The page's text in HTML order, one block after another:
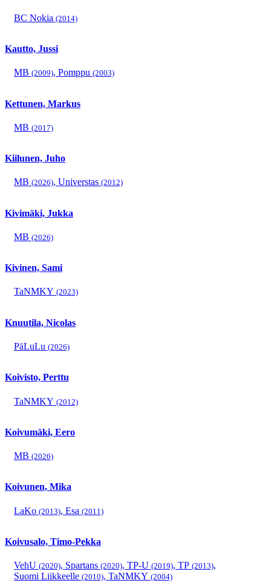
BC Nokia (2014)
Kautto, Jussi
MB (2009), Pomppu (2003)
Kettunen, Markus
MB (2017)
Kiilunen, Juho
MB (2026), Universtas (2012)
Kivimäki, Jukka
MB (2026)
Kivinen, Sami
TaNMKY (2023)
Knuutila, Nicolas
PäLuLu (2026)
Koivisto, Perttu
TaNMKY (2012)
Koivumäki, Eero
MB (2026)
Koivunen, Mika
LaKo (2013), Esa (2011)
Koivusalo, Timo-Pekka
VehU (2020), Spartans (2020), TP-U (2019), TP (2013),
Suomi Liikkeelle (2010), TaNMKY (2004)